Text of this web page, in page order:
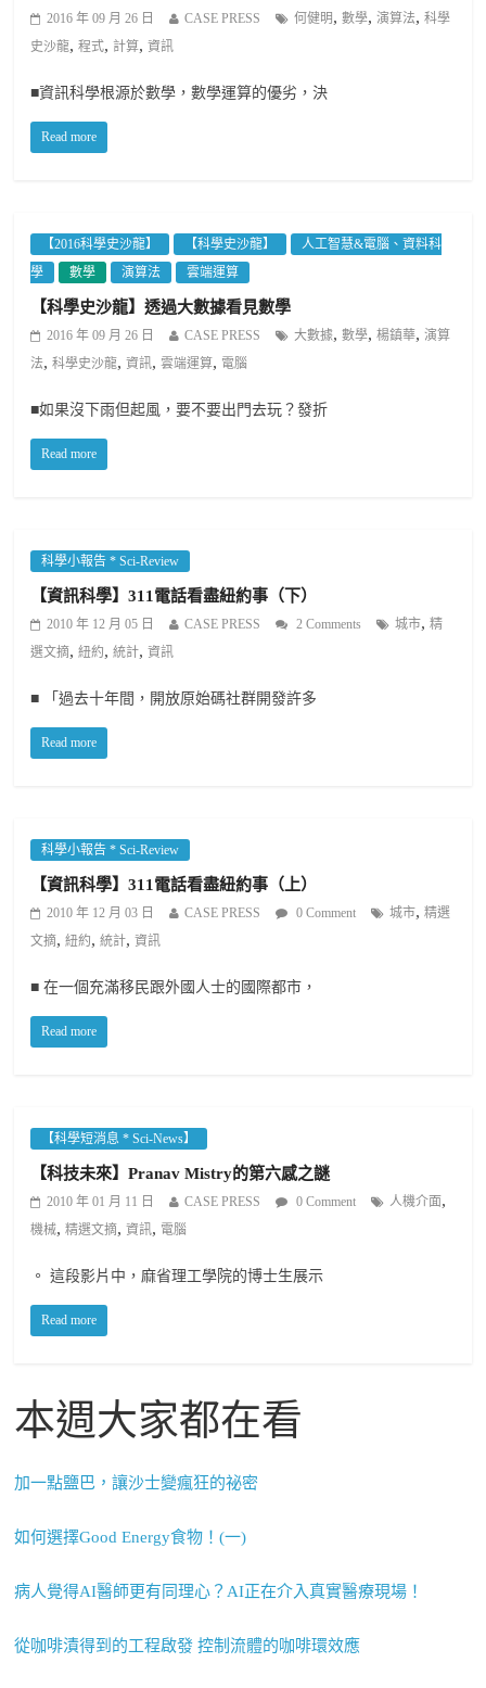
2016 年 09 月 26 日 CASE PRESS 何健明,數學,演算法,科學
史沙龍,程式, 計算,資訊
■資訊科學根源於數學，數學運算的優劣，決
Read more
【2016科學史沙龍】 【科學史沙龍】
人工智慧&電腦、資料科
學
數學 演算法 雲端運算
【科學史沙龍】透過大數據看見數學
2016 年 09 月 26 日 CASE PRESS 大數據,數學,楊鎮華,演算
法,科學史沙龍,資訊,雲端運算, 電腦
■如果沒下雨但起風，要不要出門去玩？發折
Read more
科學小報告 * Sci-Review
【資訊科學】311電話看盡紐約事（下）
2010 年 12 月 05 日 CASE PRESS 2 Comments 城市,精
選文摘,紐約,統計,資訊
■ 「過去十年間，開放原始碼社群開發許多
Read more
科學小報告 * Sci-Review
【資訊科學】311電話看盡紐約事（上）
2010 年 12 月 03 日 CASE PRESS 0 Comment 城市,精選
文摘,紐約,統計,資訊
■ 在一個充滿移民跟外國人士的國際都市，
Read more
【科學短消息 * Sci-News】
【科技未來】Pranav Mistry的第六感之謎
2010 年 01 月 11 日 CASE PRESS 0 Comment 人機介面,
機械,精選文摘,資訊, 電腦
。 這段影片中，麻省理工學院的博士生展示
Read more
本週大家都在看
加一點鹽巴，讓沙士變瘋狂的祕密
如何選擇Good Energy食物！(一)
病人覺得AI醫師更有同理心？AI正在介入真實醫療現場！
從咖啡漬得到的工程啟發 控制流體的咖啡環效應